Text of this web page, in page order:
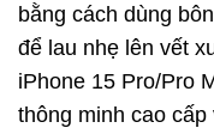
bằng cách dùng
để lau nhẹ lên vết
iPhone 15 Pro/Pro
thông minh cao